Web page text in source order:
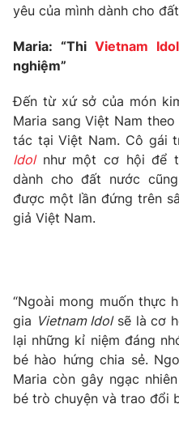
Video
VTV Money
VTV Sức khoẻ
Thị trường 24h
VTV4
Liên hệ tòa soạn
THỜI BÁO VTV
yêu của mình dành cho
Maria: “Thi Vietnam Idol
nghiệm”
Đến từ xứ sở của món
Maria sang Việt Nam
tác tại Việt Nam. Cô gái
Idolnhư một cơ hội để
dành cho đất nước
được một lần đứng trên
giả Việt Nam.
“Ngoài mong muốn thực
gia Vietnam Idolsẽ là cơ
lại những kỉ niệm đáng
bé hào hứng chia sẻ.
Maria còn gây ngạc
bé trò chuyện và trao đổi